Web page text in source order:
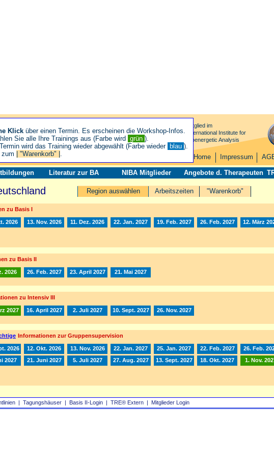
| Tagungshäuser | Basis II‑Login | TRE® Extern | Mitglieder Login
Mitglied im
International Institute for
Bioenergetic Analysis
Home Impressum
Literatur zur BA NIBA Mitglieder Angebote d. Therapeuten
Arbeitszeiten "Warenkorb"
Region auswählen
zu Basis I
2026 13. Nov. 2026 11. Dez. 2026 22. Jan. 2027 19. Feb. 2027 26. Feb. 2027 12. März
zu Basis II
2026 26. Feb. 2027 23. April 2027 21. Mai 2027
zu Intensiv III
2027 16. April 2027 2. Juli 2027 10. Sept. 2027 26. Nov. 2027
Informationen zur Gruppensupervision
2026 12. Okt. 2026 13. Nov. 2026 22. Jan. 2027 25. Jan. 2027 22. Feb. 2027 26. Feb.
2027 21. Juni 2027 5. Juli 2027 27. Aug. 2027 13. Sept. 2027 18. Okt. 2027 1. Nov.
Klick über einen Termin. Es erscheinen die Workshop-Infos.
Sie alle Ihre Trainings aus (Farbe wird grün ).
Termin wird das Training wieder abgewählt (Farbe wieder blau ).
zum
| "Warenkorb" | .